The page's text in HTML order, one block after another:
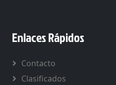
Enlaces Rápidos
Contacto
Clasificados